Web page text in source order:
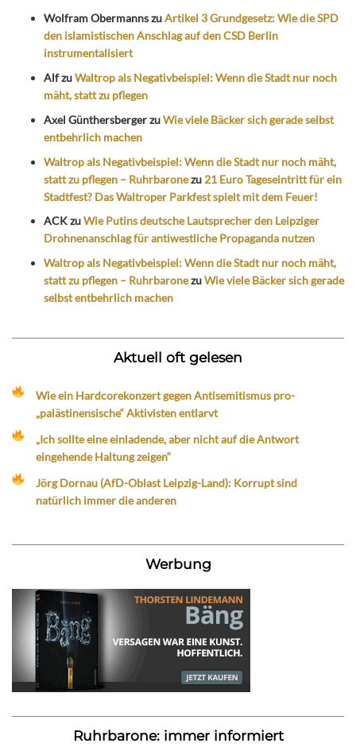
Wolfram ObermannszuArtikel 3 Grundgesetz: Wie die SPD
den islamistischen Anschlag auf den CSD Berlin
instrumentalisiert
AlfzuWaltrop als Negativbeispiel: Wenn die Stadt nur noch
mäht, statt zu pflegen
Axel GünthersbergerzuWie viele Bäcker sich gerade selbst
entbehrlich machen
Waltrop als Negativbeispiel: Wenn die Stadt nur noch mäht,
statt zu pflegen – Ruhrbaronezu 21 Euro Tageseintritt für ein
Stadtfest? Das Waltroper Parkfest spielt mit dem Feuer!
ACKzuWie Putins deutsche Lautsprecher den Leipziger
Drohnenanschlag für antiwestliche Propaganda nutzen
Waltrop als Negativbeispiel: Wenn die Stadt nur noch mäht,
statt zu pflegen – RuhrbaronezuWie viele Bäcker sich gerade
selbst entbehrlich machen
Aktuell oft gelesen
Wie ein Hardcorekonzert gegen Antisemitismus pro-
„palästinensische“ Aktivisten entlarvt
„Ich sollte eine einladende, aber nicht auf die Antwort
eingehende Haltung zeigen“
Jörg Dornau (AfD-Oblast Leipzig-Land): Korrupt sind
natürlich immer die anderen
Werbung
Ruhrbarone: immer informiert